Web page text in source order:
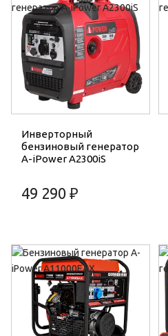
Инверторный
бензиновый генератор
A-iPower A2300iS
49 290 ₽